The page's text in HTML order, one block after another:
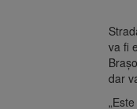
va fi
dar